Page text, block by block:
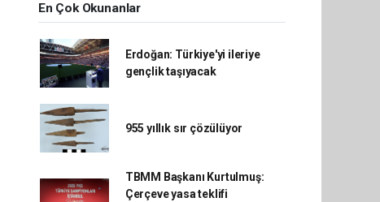
En Çok Okunanlar
Erdoğan: Türkiye'yi ileriye
gençlik taşıyacak
955 yıllık sır çözülüyor
TBMM Başkanı Kurtulmuş:
Çerçeve yasa teklifi